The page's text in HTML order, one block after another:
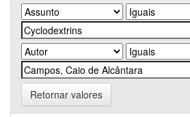
Retornar valores